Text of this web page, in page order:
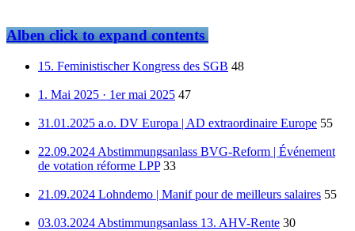
Albenclick to expand contents
15. Feministischer Kongress des SGB 48
1. Mai 2025 · 1er mai 2025 47
31.01.2025 a.o. DV Europa | AD extraordinaire Europe 55
22.09.2024 Abstimmungsanlass BVG-Reform | Événement
de votation réforme LPP 33
21.09.2024 Lohndemo | Manif pour de meilleurs salaires 55
03.03.2024 Abstimmungsanlass 13. AHV-Rente 30